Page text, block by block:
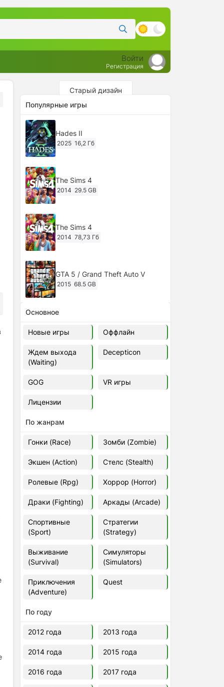
Войти
Регистрация
Старый дизайн
Популярные игры
Hades II
2025 16,2 Гб
The Sims 4
2014 29.5 GB
The Sims 4
2014 78,73 Гб
GTA 5 / Grand Theft Auto V
2015 68.5 GB
Ghost of Tsushima: Director's Cut
v.1053.8.1023.1614 [RePack
Decepticon] (2024)
2024
Cyberpunk 2077
49.4 GB
Ghost of Tsushima: Director's Cut
v.1053.9.0623.1807 [Папка
Euro Truck Simulator 2 v.1.60.1.7s
[Папка игры] (2012)
37,77 Гб
Forza Horizon 5 v.688.044
[Папка игры] (2021)
2021
V Rising
2024
Основное
Новые игры Оффлайн
Ждем выхода
(Waiting)
Decepticon
GOG VR игры
Лицензии
По жанрам
Гонки (Race) Зомби (Zombie)
Экшен (Action) Стелс (Stealth)
Ролевые (Rpg) Хоррор (Horror)
Драки (Fighting) Аркады (Arcade)
Спортивные
(Sport)
Стратегии
(Strategy)
Выживание
(Survival)
Симуляторы
(Simulators)
Приключения
(Adventure)
Quest
По году
2012 года 2013 года
2014 года 2015 года
2016 года 2017 года